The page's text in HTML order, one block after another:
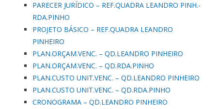
PARECER JURÍDICO – REF.QUADRA LEANDRO PINH.-
RDA.PINHO
PROJETO BÁSICO – REF.QUADRA LEANDRO
PINHEIRO
PLAN.ORÇAM.VENC. – QD.LEANDRO PINHEIRO
PLAN.ORÇAM.VENC. – QD.RDA.PINHO
PLAN.CUSTO UNIT.VENC. – QD.LEANDRO PINHEIRO
PLAN.CUSTO UNIT.VENC. – QD.RDA.PINHO
CRONOGRAMA – QD.LEANDRO PINHEIRO